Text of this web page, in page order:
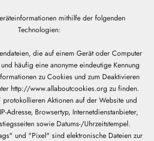
mithilfe der folgenden
Technologien:
die auf einem Gerät oder Computer
häufig eine anonyme eindeutige Kennung
zu Cookies und zum Deaktivieren
http://www.allaboutcookies.org zu finden.
Aktionen auf der Website und
Adresse, Browsertyp, Internetdienstanbieter,
sowie Datums-/Uhrzeitstempel.
und "Pixel" sind elektronische Dateien zur